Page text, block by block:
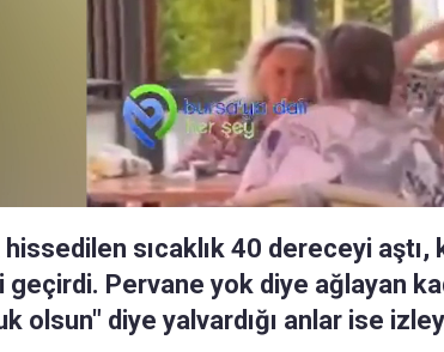
sıcaklık 40 dereceyi aştı,
Pervane yok diye ağlayan
olsun" diye yalvardığı anlar ise